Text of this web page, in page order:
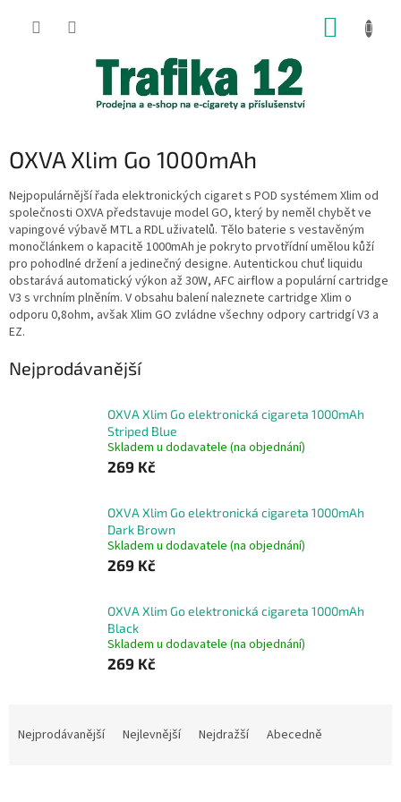
OXVA Xlim Go 1000mAh
Nejpopulárnější řada elektronických cigaret s POD systémem Xlim od
společnosti OXVA představuje model GO, který by neměl chybět ve
vapingové výbavě MTL a RDL uživatelů. Tělo baterie s vestavěným
monočlánkem o kapacitě 1000mAh je pokryto prvotřídní umělou kůží
pro pohodlné držení a jedinečný designe. Autentickou chuť liquidu
obstarává automatický výkon až 30W, AFC airflow a populární cartridge
V3 s vrchním plněním. V obsahu balení naleznete cartridge Xlim o
odporu 0,8ohm, avšak Xlim GO zvládne všechny odpory cartridgí V3 a
EZ.
Nejprodávanější
OXVA Xlim Go elektronická cigareta 1000mAh
Striped Blue
Skladem u dodavatele (na objednání)
269 Kč
OXVA Xlim Go elektronická cigareta 1000mAh
Dark Brown
Skladem u dodavatele (na objednání)
269 Kč
OXVA Xlim Go elektronická cigareta 1000mAh
Black
Skladem u dodavatele (na objednání)
269 Kč
Nejprodávanější Nejlevnější Nejdražší Abecedně